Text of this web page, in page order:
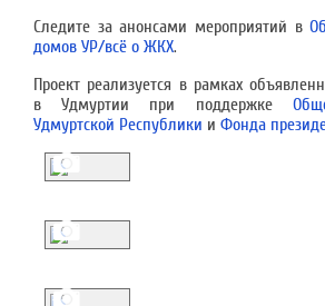
Следите за анонсами мероприятий в
домов УР/всё о ЖКХ.
Проект реализуется в рамках
в Удмуртии при поддержке
Удмуртской Республики и Фонда